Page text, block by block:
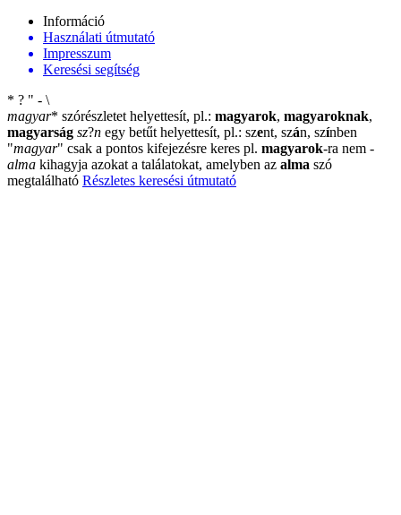
Információ
Használati útmutató
Impresszum
Keresési segítség
* ? " - \
magyar* szórészletet helyettesít, pl.: magyarok, magyaroknak,
magyarság sz?n egy betűt helyettesít, pl.: szent, szán, színben
"magyar" csak a pontos kifejezésre keres pl. magyarok-ra nem -
alma kihagyja azokat a találatokat, amelyben az alma szó
megtalálható Részletes keresési útmutató